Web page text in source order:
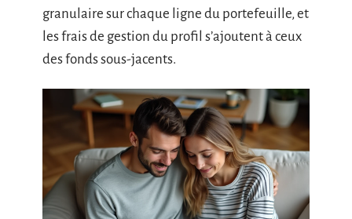
granulaire sur chaque ligne du portefeuille, et
les frais de gestion du profil s’ajoutent à ceux
des fonds sous-jacents.